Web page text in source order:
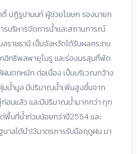
ปฏิรูปานนท์ ผู้ช่วยโฆษก รองนายก
รบริหารจัดการน้ำและสถานการณ์
ราชธานี เป็นจังหวัดได้รับผลกระทบ
อิทธิพลพายุโนรู และร่องมรสุมที่พัด
ฝนตกหนัก ต่อเนื่อง เป็นบริเวณกว้าง
มน้ำมูล มีปริมาณน้ำเพิ่มสูงขึ้นจาก
อนแล้ว และมีปริมาณน้ำมากกว่า ทุก
พื้นที่น้ำท่วมน้อยกว่าปี2554 และ
าลได้นำ13มาตรการรับมือฤดูฝน มา